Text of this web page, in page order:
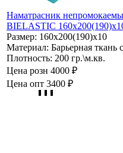
Наматрасник
BIELASTIC
Размер: 160х200(190)х10
Материал: Барьерная
Плотность: 200 гр.\м.кв.
Цена розн 4000 ₽
Цена опт 3400 ₽